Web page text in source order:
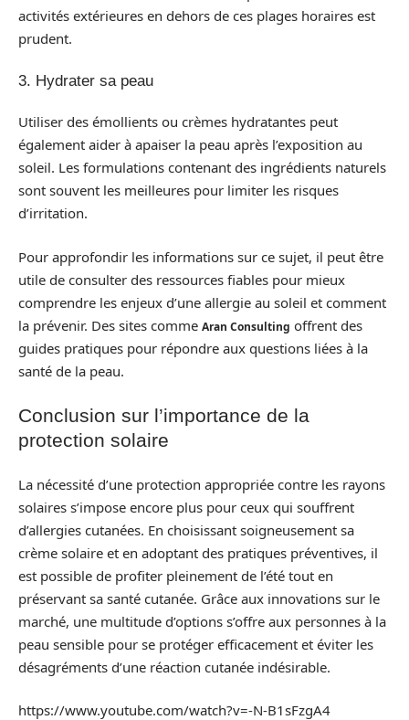
activités extérieures en dehors de ces plages horaires est
prudent.
3. Hydrater sa peau
Utiliser des émollients ou crèmes hydratantes peut
également aider à apaiser la peau après l’exposition au
soleil. Les formulations contenant des ingrédients naturels
sont souvent les meilleures pour limiter les risques
d’irritation.
Pour approfondir les informations sur ce sujet, il peut être
utile de consulter des ressources fiables pour mieux
comprendre les enjeux d’une allergie au soleil et comment
la prévenir. Des sites comme Aran Consulting offrent des
guides pratiques pour répondre aux questions liées à la
santé de la peau.
Conclusion sur l’importance de la
protection solaire
La nécessité d’une protection appropriée contre les rayons
solaires s’impose encore plus pour ceux qui souffrent
d’allergies cutanées. En choisissant soigneusement sa
crème solaire et en adoptant des pratiques préventives, il
est possible de profiter pleinement de l’été tout en
préservant sa santé cutanée. Grâce aux innovations sur le
marché, une multitude d’options s’offre aux personnes à la
peau sensible pour se protéger efficacement et éviter les
désagréments d’une réaction cutanée indésirable.
https://www.youtube.com/watch?v=-N-B1sFzgA4